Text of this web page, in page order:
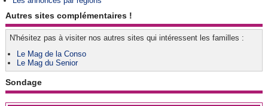
Autres sites complémentaires !
N'hésitez pas à visiter nos autres sites qui intéressent les familles :
Le Mag de la Conso
Le Mag du Senior
Sondage